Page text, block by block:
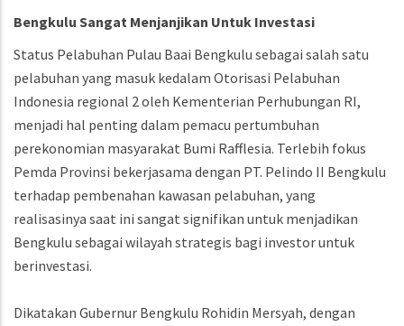
Bengkulu Sangat Menjanjikan Untuk Investasi
Status Pelabuhan Pulau Baai Bengkulu sebagai salah satu
pelabuhan yang masuk kedalam Otorisasi Pelabuhan
Indonesia regional 2 oleh Kementerian Perhubungan RI,
menjadi hal penting dalam pemacu pertumbuhan
perekonomian masyarakat Bumi Rafflesia. Terlebih fokus
Pemda Provinsi bekerjasama dengan PT. Pelindo II Bengkulu
terhadap pembenahan kawasan pelabuhan, yang
realisasinya saat ini sangat signifikan untuk menjadikan
Bengkulu sebagai wilayah strategis bagi investor untuk
berinvestasi.
Dikatakan Gubernur Bengkulu Rohidin Mersyah, dengan